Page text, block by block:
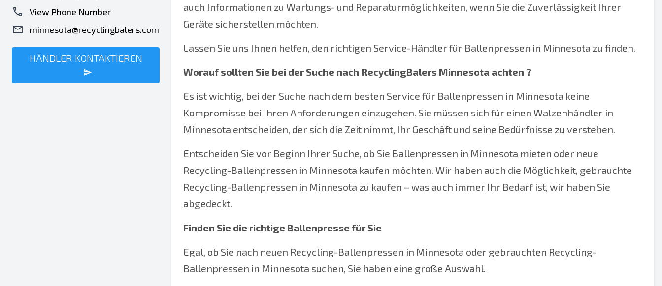
View Phone Number
minnesota@recyclingbalers.com
HÄNDLER KONTAKTIEREN
auch Informationen zu Wartungs- und Reparaturmöglichkeiten, wenn Sie die Zuverlässigkeit Ihrer
Geräte sicherstellen möchten.
Lassen Sie uns Ihnen helfen, den richtigen Service-Händler für Ballenpressen in Minnesota zu finden.
Worauf sollten Sie bei der Suche nach RecyclingBalers Minnesota achten ?
Es ist wichtig, bei der Suche nach dem besten Service für Ballenpressen in Minnesota keine
Kompromisse bei Ihren Anforderungen einzugehen. Sie müssen sich für einen Walzenhändler in
Minnesota entscheiden, der sich die Zeit nimmt, Ihr Geschäft und seine Bedürfnisse zu verstehen.
Entscheiden Sie vor Beginn Ihrer Suche, ob Sie Ballenpressen in Minnesota mieten oder neue
Recycling-Ballenpressen in Minnesota kaufen möchten. Wir haben auch die Möglichkeit, gebrauchte
Recycling-Ballenpressen in Minnesota zu kaufen – was auch immer Ihr Bedarf ist, wir haben Sie
abgedeckt.
Finden Sie die richtige Ballenpresse für Sie
Egal, ob Sie nach neuen Recycling-Ballenpressen in Minnesota oder gebrauchten Recycling-
Ballenpressen in Minnesota suchen, Sie haben eine große Auswahl.